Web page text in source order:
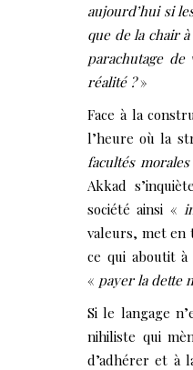
aujourd’hui si
que de la chair à
parachutage de
réalité ?»
Face à la
l’heure où la
facultés
Akkad
société ainsi «
valeurs, met en
ce qui aboutit
« payer la dette
Si le langage
nihiliste qui
d’adhérer et à